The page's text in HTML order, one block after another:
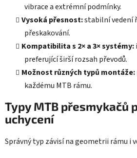
vibrace a extrémní podmínky.
Vysoká přesnost:stabilní vedení
přeskakování.
Kompatibilita s 2× a 3× systémy:
preferující širší rozsah převodů.
Možnost různých typů montáže:
každému MTB rámu.
Typy MTB přesmykačů
uchycení
Správný typ závisí na geometrii rámu i